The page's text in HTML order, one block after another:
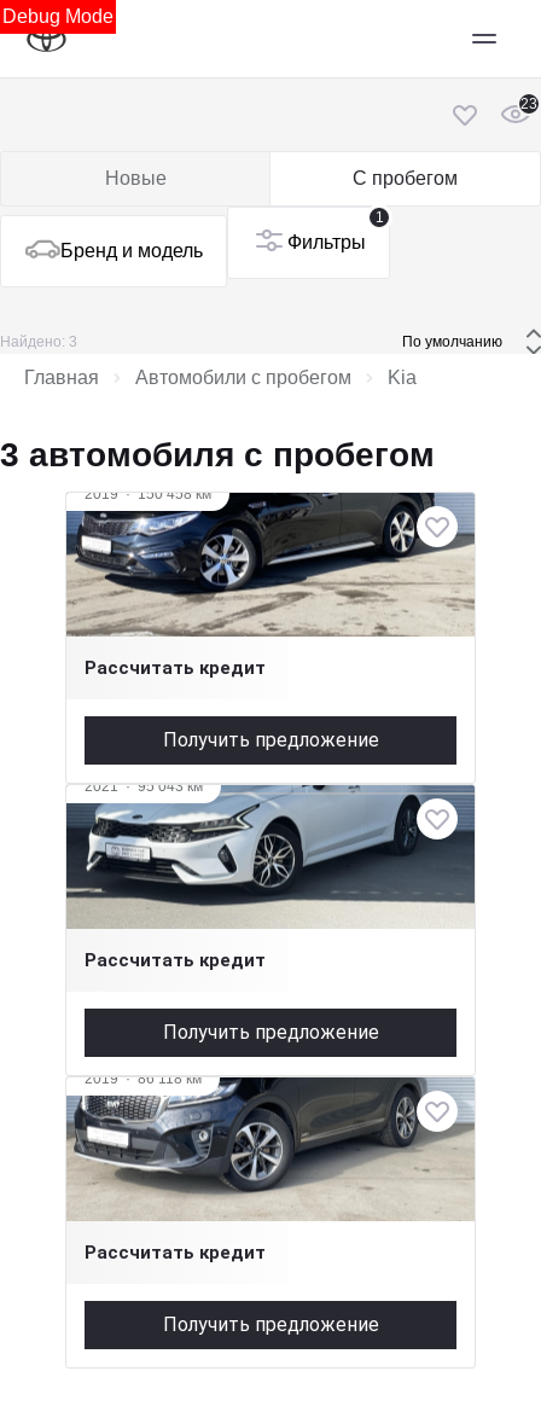
Debug Mode
23
Новые С пробегом
Бренд и модель
1
Фильтры
Найдено: 3
Главная Автомобили с пробегом Kia
3 автомобиля с пробегом
2019·150 458 км
Kia Optima
2.4 л (188 л.с.), АКПП, бензин, передний
1 775 000 ₽
Рассчитать кредит
Получить предложение
2021·95 043 км
Kia K5
2.5 л (194 л.с.), АКПП, бензин, передний
2 415 000 ₽
Рассчитать кредит
Получить предложение
2019·86 118 км
Kia Sorento
3.5 л (249 л.с.), АКПП, бензин, полный
2 739 000 ₽
Рассчитать кредит
Получить предложение